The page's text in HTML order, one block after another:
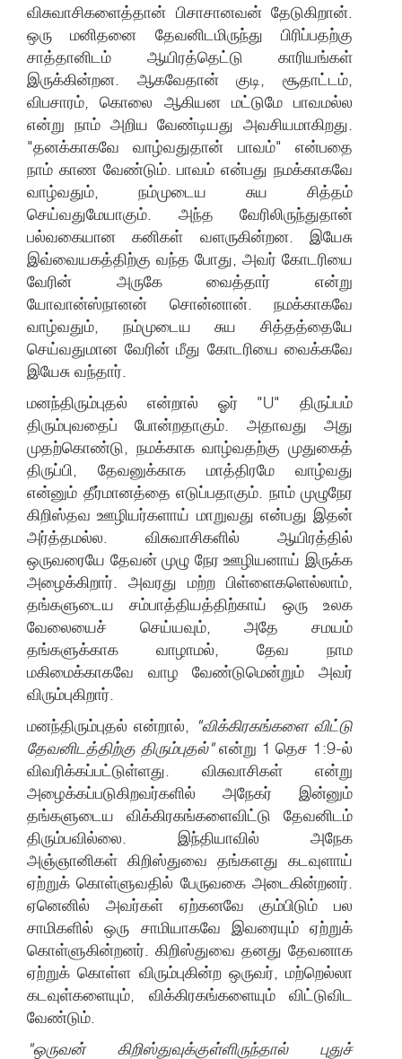
விசுவாசிகளைத்தான் பிசாசானவன் தேடுகிறான்.
ஒரு மனிதனை தேவனிடமிருந்து பிரிப்பதற்கு
சாத்தானிடம் ஆயிரத்தெட்டு காரியங்கள்
இருக்கின்றன. ஆகவேதான் குடி, சூதாட்டம்,
விபசாரம், கொலை ஆகியன மட்டுமே பாவமல்ல
என்று நாம் அறிய வேண்டியது அவசியமாகிறது.
"தனக்காகவே வாழ்வதுதான் பாவம்" என்பதை
நாம் காண வேண்டும். பாவம் என்பது நமக்காகவே
வாழ்வதும், நம்முடைய சுய சித்தம்
செய்வதுமேயாகும். அந்த வேரிலிருந்துதான்
பல்வகையான கனிகள் வளருகின்றன. இயேசு
இவ்வையகத்திற்கு வந்த போது, அவர் கோடரியை
வேரின் அருகே வைத்தார் என்று
யோவான்ஸ்நானன் சொன்னான். நமக்காகவே
வாழ்வதும், நம்முடைய சுய சித்தத்தையே
செய்வதுமான வேரின் மீது கோடரியை வைக்கவே
இயேசு வந்தார்.
மனந்திரும்புதல் என்றால் ஓர் "U" திருப்பம்
திரும்புவதைப் போன்றதாகும். அதாவது அது
முதற்கொண்டு, நமக்காக வாழ்வதற்கு முதுகைத்
திருப்பி, தேவனுக்காக மாத்திரமே வாழ்வது
என்னும் தீர்மானத்தை எடுப்பதாகும். நாம் முழுநேர
கிறிஸ்தவ ஊழியர்களாய் மாறுவது என்பது இதன்
அர்த்தமல்ல. விசுவாசிகளில் ஆயிரத்தில்
ஒருவரையே தேவன் முழு நேர ஊழியனாய் இருக்க
அழைக்கிறார். அவரது மற்ற பிள்ளைகளெல்லாம்,
தங்களுடைய சம்பாத்தியத்திற்காய் ஒரு உலக
வேலையைச் செய்யவும், அதே சமயம்
தங்களுக்காக வாழாமல், தேவ நாம
மகிமைக்காகவே வாழ வேண்டுமென்றும் அவர்
விரும்புகிறார்.
மனந்திரும்புதல் என்றால்,
"விக்கிரகங்களை விட்டு
தேவனிடத்திற்கு திரும்புதல்"என்று 1 தெச 1:9-ல்
விவரிக்கப்பட்டுள்ளது. விசுவாசிகள் என்று
அழைக்கப்படுகிறவர்களில் அநேகர் இன்னும்
தங்களுடைய விக்கிரகங்களைவிட்டு தேவனிடம்
திரும்பவில்லை. இந்தியாவில் அநேக
அஞ்ஞானிகள் கிறிஸ்துவை தங்களது கடவுளாய்
ஏற்றுக் கொள்ளுவதில் பேருவகை அடைகின்றனர்.
ஏனெனில் அவர்கள் ஏற்கனவே கும்பிடும் பல
சாமிகளில் ஒரு சாமியாகவே இவரையும் ஏற்றுக்
கொள்ளுகின்றனர். கிறிஸ்துவை தனது தேவனாக
ஏற்றுக் கொள்ள விரும்புகின்ற ஒருவர், மற்றெல்லா
கடவுள்களையும், விக்கிரகங்களையும் விட்டுவிட
வேண்டும்.
"ஒருவன் கிறிஸ்துவுக்குள்ளிருந்தால் புதுச்